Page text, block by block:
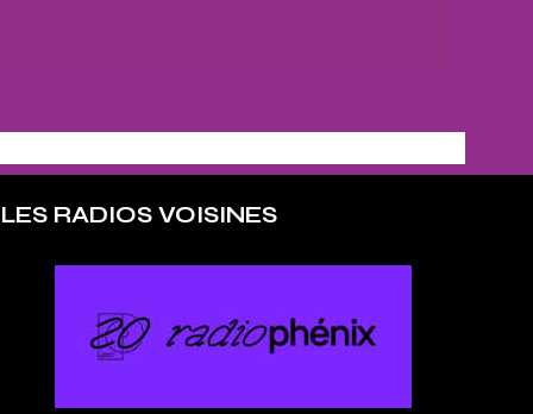
LES RADIOS VOISINES